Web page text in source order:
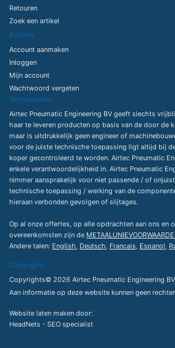
Retouren
Zoek een artikel
Account
Account aanmaken
Inloggen
Mijn account
Wachtwoord vergeten
Voorwaarden
Airtec Pneumatic Engineering BV geeft slechts
haar te leveren producten op basis van de door de
maar is uitdrukkelijk geen engineer of
voor de juiste technische toepassing ligt altijd bij
koper gecontroleerd te worden. Airtec Pneumatic
enkele verantwoordelijkheid in. Airtec Pneumatic
nimmer aansprakelijk voor niet passende / of
technische toepassing / werking van de
hieraan verbonden gevolgen of slijtages.
Op al onze offertes, op alle opdrachten aan ons en
overeenkomsten zijn de
Andere talen: English, Deutsch, Francais, Espanol,
Copyrights
Copyrights© 2026 Airtec Pneumatic Engineering BV.
Aan informatie op deze website kunnen geen
Website laten maken door:
HeadNets - SEO specialist